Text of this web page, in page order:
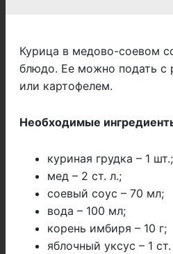
Курица в медово-соевом
блюдо. Ее можно подать с
или картофелем.
Необходимые
куриная грудка – 1 шт.;
мед – 2 ст. л.;
соевый соус – 70 мл;
вода – 100 мл;
корень имбиря – 10 г;
яблочный уксус – 1 ст.